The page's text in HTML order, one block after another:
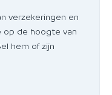
verzekeringen en
op de hoogte van
hem of zijn